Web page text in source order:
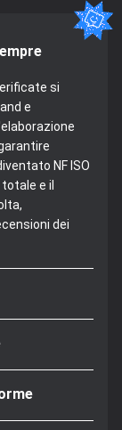
si
e
NF ISO
e il
dei